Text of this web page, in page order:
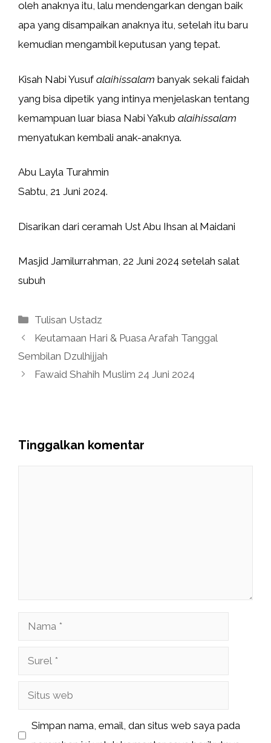
oleh anaknya itu, lalu mendengarkan dengan baik
apa yang disampaikan anaknya itu, setelah itu baru
kemudian mengambil keputusan yang tepat.
Kisah Nabi Yusufalaihissalam banyak sekali faidah
yang bisa dipetik yang intinya menjelaskan tentang
kemampuan luar biasa Nabi Ya’kub alaihissalam
menyatukan kembali anak-anaknya.
Abu Layla Turahmin
Sabtu, 21 Juni 2024.
Disarikan dari ceramah Ust Abu Ihsan al Maidani
Masjid Jamilurrahman, 22 Juni 2024 setelah salat
subuh
Kategori
Tulisan Ustadz
Keutamaan Hari & Puasa Arafah Tanggal
Sembilan Dzulhijjah
Fawaid Shahih Muslim 24 Juni 2024
Tinggalkan komentar
Nama
Surel
Situs
Simpan nama, email, dan situs web saya pada